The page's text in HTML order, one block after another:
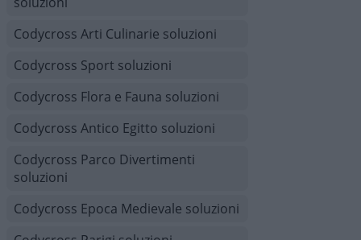
Codycross Arti Culinarie soluzioni
Codycross Sport soluzioni
Codycross Flora e Fauna soluzioni
Codycross Antico Egitto soluzioni
Codycross Parco Divertimenti
soluzioni
Codycross Epoca Medievale soluzioni